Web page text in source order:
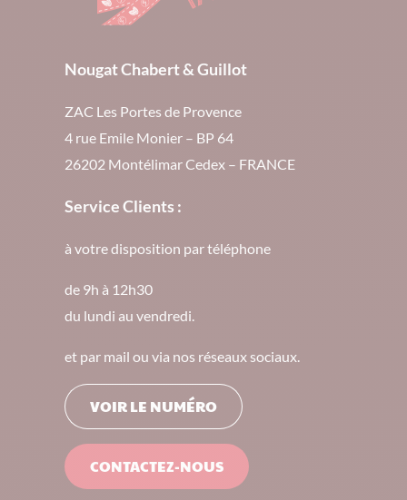
Nougat Chabert & Guillot
ZAC Les Portes de Provence
4 rue Emile Monier – BP 64
26202 Montélimar Cedex – FRANCE
Service Clients :
à votre disposition par téléphone
de 9h à 12h30
du lundi au vendredi.
et par mail ou via nos réseaux sociaux.
VOIR LE NUMÉRO
CONTACTEZ-NOUS